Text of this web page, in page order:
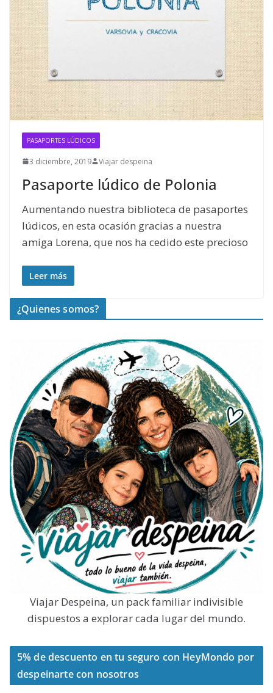
PASAPORTES LÚDICOS
3 diciembre, 2019 Viajar despeina
Pasaporte lúdico de Polonia
Aumentando nuestra biblioteca de pasaportes
lúdicos, en esta ocasión gracias a nuestra
amiga Lorena, que nos ha cedido este precioso
Leer más
¿Quienes somos?
Viajar Despeina, un pack familiar indivisible
dispuestos a explorar cada lugar del mundo.
5% de descuento en tu seguro con HeyMondo por
despeinarte con nosotros